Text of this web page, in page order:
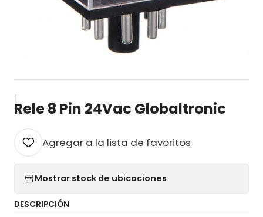
|
Rele 8 Pin 24Vac Globaltronic
Agregar a la lista de favoritos
Mostrar stock de ubicaciones
DESCRIPCIÓN